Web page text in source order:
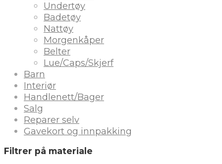
Undertøy
Badetøy
Nattøy
Morgenkåper
Belter
Lue/Caps/Skjerf
Barn
Interiør
Handlenett/Bager
Salg
Reparer selv
Gavekort og innpakking
Filtrer på materiale